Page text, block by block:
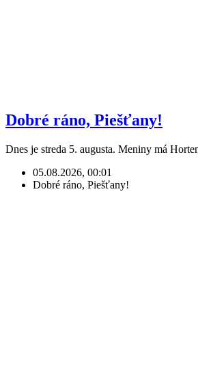
Dobré ráno, Piešťany!
Dnes je streda 5. augusta. Meniny má
05.08.2026, 00:01
Dobré ráno, Piešťany!